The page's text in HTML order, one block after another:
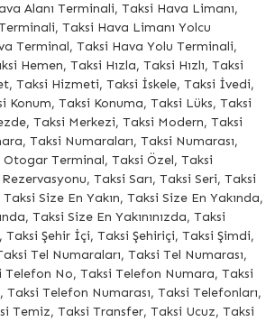
Alanı Terminali, Taksi Hava Limanı,
Taksi Hava Limanı Yolcu
Terminal, Taksi Hava Yolu Terminali,
Hemen, Taksi Hızla, Taksi Hızlı, Taksi
Taksi Hizmeti, Taksi İskele, Taksi İvedi,
Konum, Taksi Konuma, Taksi Lüks, Taksi
Taksi Merkezi, Taksi Modern, Taksi
Taksi Numaraları, Taksi Numarası,
Terminal, Taksi Özel, Taksi
Taksi Sarı, Taksi Seri, Taksi
Size En Yakın, Taksi Size En Yakında,
Taksi Size En Yakınınızda, Taksi
Taksi Şehir İçi, Taksi Şehiriçi, Taksi Şimdi,
Tel Numaraları, Taksi Tel Numarası,
Telefon No, Taksi Telefon Numara, Taksi
Taksi Telefon Numarası, Taksi Telefonları,
Temiz, Taksi Transfer, Taksi Ucuz, Taksi